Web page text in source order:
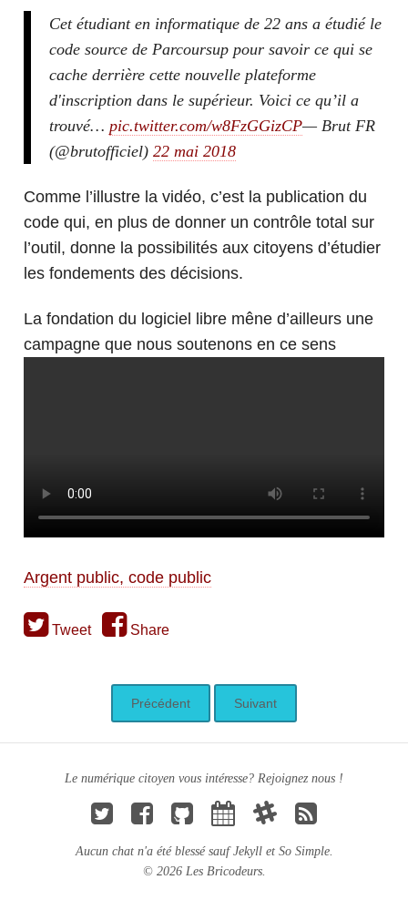
Cet étudiant en informatique de 22 ans a étudié le
code source de Parcoursup pour savoir ce qui se
cache derrière cette nouvelle plateforme
d'inscription dans le supérieur. Voici ce qu’il a
trouvé… pic.twitter.com/w8FzGGizCP— Brut FR
(@brutofficiel) 22 mai 2018
Comme l’illustre la vidéo, c’est la publication du
code qui, en plus de donner un contrôle total sur
l’outil, donne la possibilités aux citoyens d’étudier
les fondements des décisions.
La fondation du logiciel libre mêne d’ailleurs une
campagne que nous soutenons en ce sens
Argent public, code public
Tweet Share
Précédent Suivant
Le numérique citoyen vous intéresse? Rejoignez nous !
Aucun chat n'a été blessé saufJekyllet So Simple.
© 2026 Les Bricodeurs.